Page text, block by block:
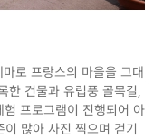
마로 프랑스의 마을을 그대
한 건물과 유럽풍 골목길,
프로그램이 진행되어 아
많아 사진 찍으며 걷기